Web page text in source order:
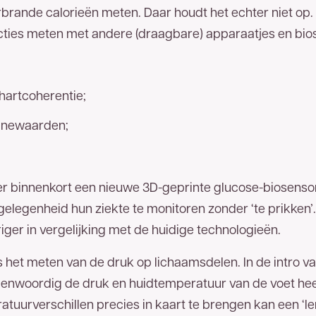
calorieën meten. Daar houdt het echter niet
meten met andere (draagbare) apparaatjes en
binnenkort een nieuwe 3D-geprinte glucose-
hun ziekte te monitoren zonder ‘te
in vergelijking met de huidige technologieën.
het meten van de druk op lichaamsdelen. In de intro
de druk en huidtemperatuur van de voet
precies in kaart te brengen kan een